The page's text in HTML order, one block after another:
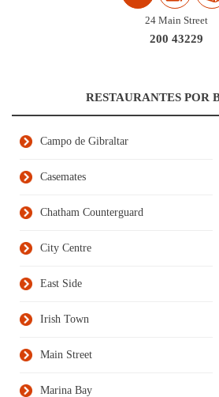
24 Main Street
200 43229
RESTAURANTES POR
Campo de Gibraltar
Casemates
Chatham Counterguard
City Centre
East Side
Irish Town
Main Street
Marina Bay